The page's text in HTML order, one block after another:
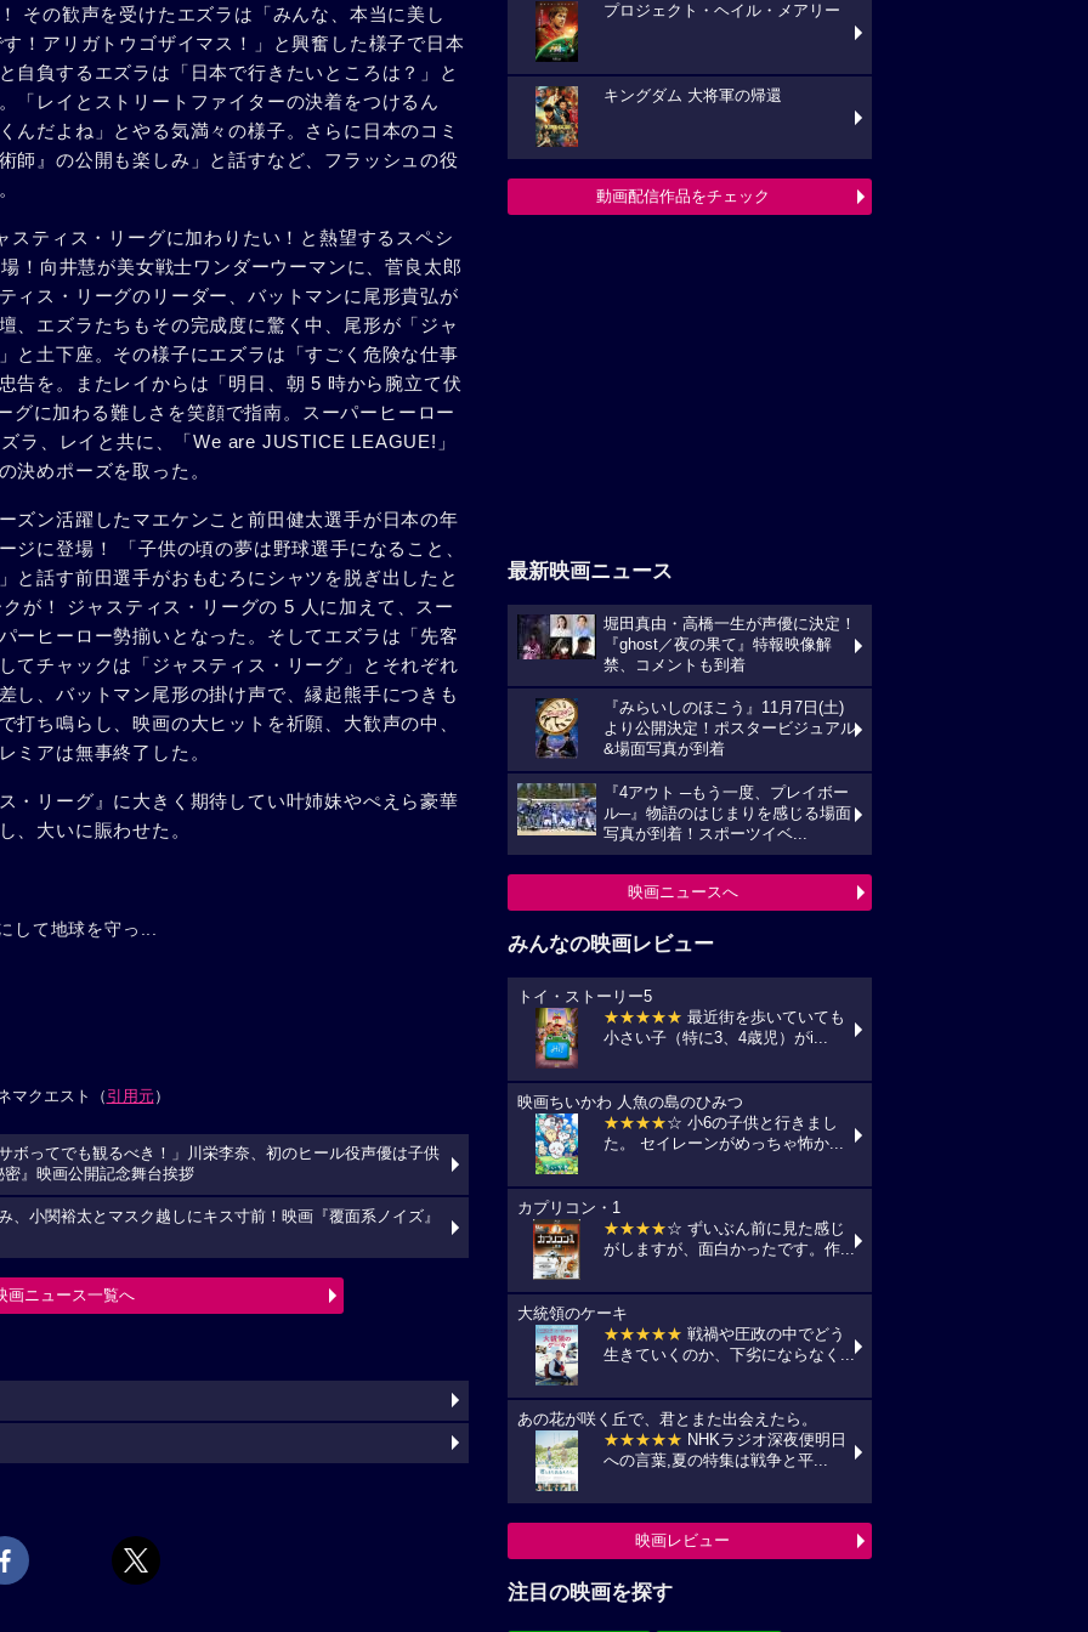
その歓声を受けたエズラは「みんな、本当に美し
！アリガトウゴザイマス！」と興奮した様子で日本
自負するエズラは「日本で行きたいところは？」と
「レイとストリートファイターの決着をつけるん
んだよね」とやる気満々の様子。さらに日本のコミ
師』の公開も楽しみ」と話すなど、フラッシュの役
スティス・リーグに加わりたい！と熱望するスペシ
！向井慧が美女戦士ワンダーウーマンに、菅良太郎
ィス・リーグのリーダー、バットマンに尾形貴弘が
、エズラたちもその完成度に驚く中、尾形が「ジャ
と土下座。その様子にエズラは「すごく危険な仕事
告を。またレイからは「明日、朝 5 時から腕立て伏
グに加わる難しさを笑顔で指南。スーパーヒーロー
ラ、レイと共に、「We are JUSTICE LEAGUE!」
決めポーズを取った。
ズン活躍したマエケンこと前田健太選手が日本の年
ジに登場！ 「子供の頃の夢は野球選手になること、
と話す前田選手がおもむろにシャツを脱ぎ出したと
が！ ジャスティス・リーグの 5 人に加えて、スー
ーヒーロー勢揃いとなった。そしてエズラは「先客
てチャックは「ジャスティス・リーグ」とそれぞれ
し、バットマン尾形の掛け声で、縁起熊手につきも
打ち鳴らし、映画の大ヒットを祈願、大歓声の中、
ミアは無事終了した。
・リーグ』に大きく期待してい叶姉妹やぺえら豪華
、大いに賑わせた。
して地球を守っ...
マクエスト（ 引用元）
ボってでも観るべき！」川栄李奈、初のヒール役声優は子供
』映画公開記念舞台挨拶
小関裕太とマスク越しにキス寸前！映画『覆面系ノイズ』
画ニュース一覧へ
プロジェクト・ヘイル・メアリー
キングダム 大将軍の帰還
動画配信作品をチェック
最新映画ニュース
堀田真由・高橋一生が声優に決定！
『ghost／夜の果て』特報映像解
禁、コメントも到着
『みらいしのほこう』11月7日(土)
より公開決定！ポスタービジュアル
&場面写真が到着
『4アウト ─もう一度、プレイボー
ル─』物語のはじまりを感じる場面
写真が到着！スポーツイベ...
映画ニュースへ
みんなの映画レビュー
トイ・ストーリー5
★★★★★ 最近街を歩いていても
小さい子（特に3、4歳児）がi...
映画ちいかわ 人魚の島のひみつ
★★★★☆ 小6の子供と行きまし
た。 セイレーンがめっちゃ怖か...
カプリコン・1
★★★★☆ ずいぶん前に見た感じ
がしますが、面白かったです。作...
大統領のケーキ
★★★★★ 戦禍や圧政の中でどう
生きていくのか、下劣にならなく...
あの花が咲く丘で、君とまた出会えたら。
★★★★★ NHKラジオ深夜便明日
への言葉,夏の特集は戦争と平...
映画レビュー
注目の映画を探す